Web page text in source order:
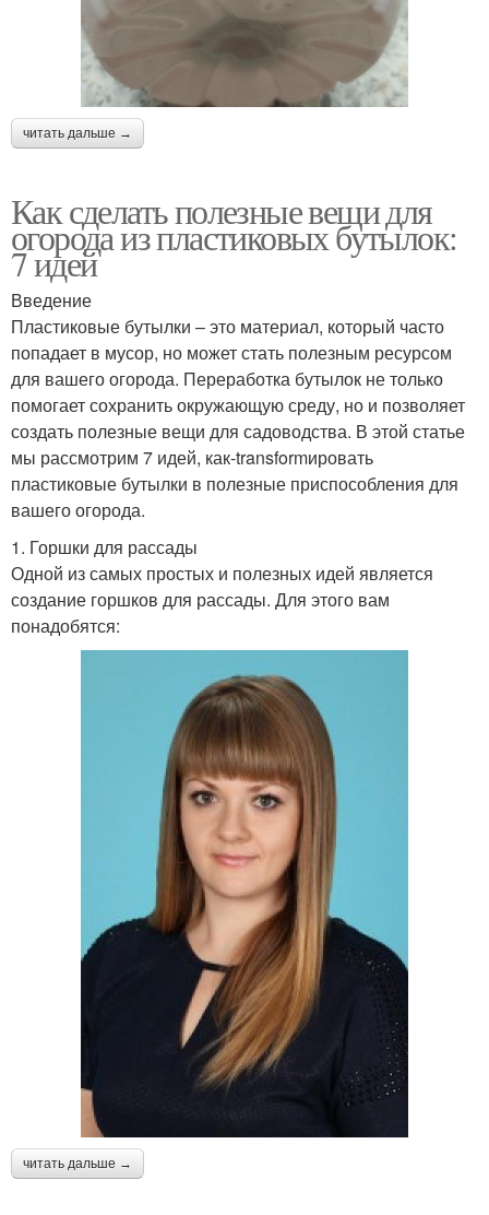
читать дальше →
Как сделать полезные вещи для
огорода из пластиковых бутылок:
7 идей
Введение
Пластиковые бутылки – это материал, который часто
попадает в мусор, но может стать полезным ресурсом
для вашего огорода. Переработка бутылок не только
помогает сохранить окружающую среду, но и позволяет
создать полезные вещи для садоводства. В этой статье
мы рассмотрим 7 идей, как-transformировать
пластиковые бутылки в полезные приспособления для
вашего огорода.
1. Горшки для рассады
Одной из самых простых и полезных идей является
создание горшков для рассады. Для этого вам
понадобятся:
читать дальше →